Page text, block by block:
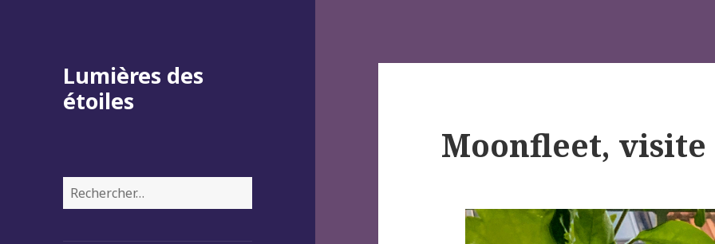
Lumières des
étoiles
Rechercher :
Moonfleet, visite